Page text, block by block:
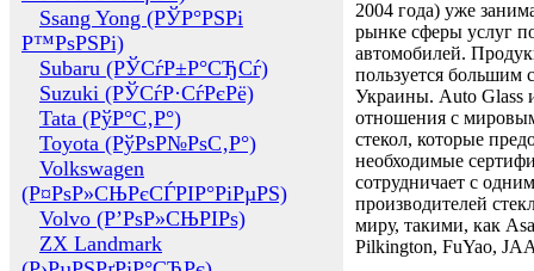
Ssang Yong (РЎР°РЅРі
Р™РѕРЅРі)
Subaru (РЎСѓР±Р°СЂСѓ)
Suzuki (РЎСѓР·СѓРєРё)
Tata (РўР°С‚Р°)
Toyota (РўРѕР№РѕС‚Р°)
Volkswagen
(Р¤РѕР»СЊРєСЃРІР°РіРµРЅ)
Volvo (Р’РѕР»СЊРІРѕ)
ZX Landmark
2004 года) уже
рынке сферы услуг
автомобилей.
пользуется большим
Украины. Auto Glass
отношения с
стекол, которые
необходимые
сотрудничает с
производителей
миру, такими, как
Pilkington, FuYao,